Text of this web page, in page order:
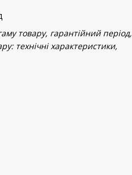
товару, гарантійний період,
технічні характеристики,